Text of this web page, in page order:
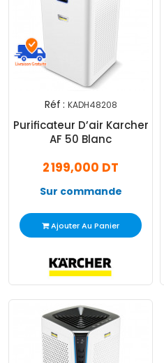
Réf : KADH48208
Purificateur D’air Karcher
AF 50 Blanc
2 199,000 DT
Sur commande
Ajouter Au Panier